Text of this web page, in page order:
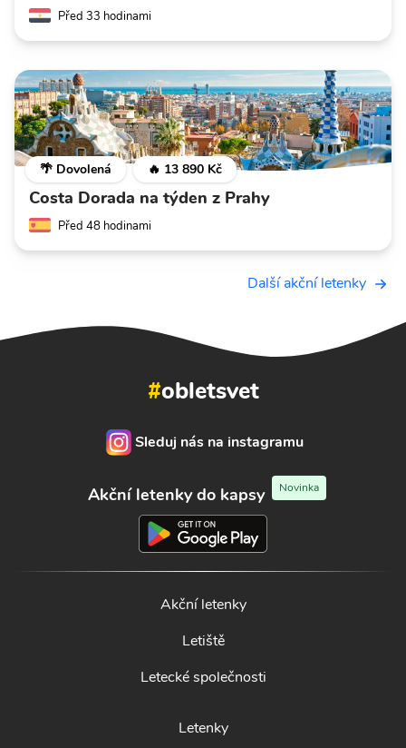
Před 33 hodinami
🌴 Dovolená 🔥 13 890 Kč
Costa Dorada na týden z Prahy
Před 48 hodinami
Další akční letenky
#obletsvet
Sleduj nás na instagramu
Akční letenky do kapsy Novinka
Akční letenky
Letiště
Letecké společnosti
Letenky